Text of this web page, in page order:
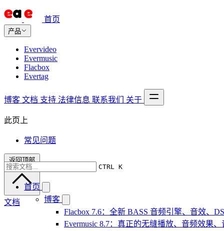
首页
产品
Evervideo
Evermusic
Flacbox
Evertag
博客 文档 支持 法律信息 联系我们 关于
CTRL K
首页
博客
Flacbox 7.6：全新 BASS 音频引擎、音效、
Evermusic 8.7：真正的无缝播放、音频效果
此页上
常见问题
返回顶部
文档